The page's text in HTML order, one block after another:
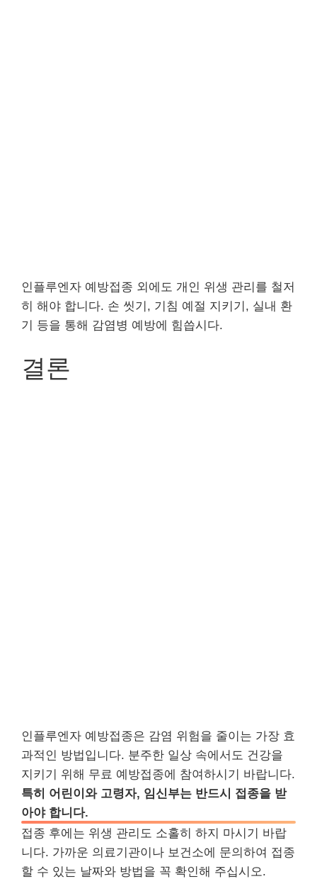
인플루엔자 예방접종 외에도 개인 위생 관리를 철저
히 해야 합니다. 손 씻기, 기침 예절 지키기, 실내 환
기 등을 통해 감염병 예방에 힘씁시다.
결론
인플루엔자 예방접종은 감염 위험을 줄이는 가장 효
과적인 방법입니다. 분주한 일상 속에서도 건강을
지키기 위해 무료 예방접종에 참여하시기 바랍니다.
특히 어린이와 고령자, 임신부는 반드시 접종을 받
아야 합니다.
접종 후에는 위생 관리도 소홀히 하지 마시기 바랍
니다. 가까운 의료기관이나 보건소에 문의하여 접종
할 수 있는 날짜와 방법을 꼭 확인해 주십시오.